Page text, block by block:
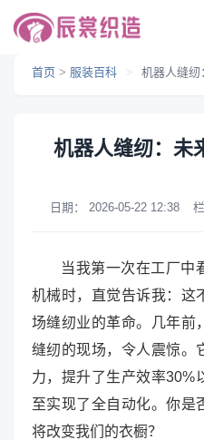
首页 > 服装百科 > 机器人缝纫
机器人缝纫：未
日期： 2026-05-22 12:38
当我第一次在工厂中
机械时，直觉告诉我：这
场缝纫业的革命。几年前
缝纫的现场，令人震惊。
力，提升了生产效率30%
至实现了全自动化。你是
将改变我们的衣橱？